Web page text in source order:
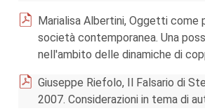
Marialisa Albertini, Oggetti come
società contemporanea. Una
nell'ambito delle dinamiche di
Giuseppe Riefolo, Il Falsario di
2007. Considerazioni in tema di